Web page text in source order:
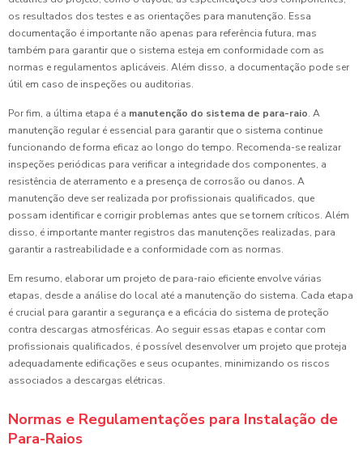
os resultados dos testes e as orientações para manutenção. Essa
documentação é importante não apenas para referência futura, mas
também para garantir que o sistema esteja em conformidade com as
normas e regulamentos aplicáveis. Além disso, a documentação pode ser
útil em caso de inspeções ou auditorias.
Por fim, a última etapa é a manutenção do sistema de para-raio. A
manutenção regular é essencial para garantir que o sistema continue
funcionando de forma eficaz ao longo do tempo. Recomenda-se realizar
inspeções periódicas para verificar a integridade dos componentes, a
resistência de aterramento e a presença de corrosão ou danos. A
manutenção deve ser realizada por profissionais qualificados, que
possam identificar e corrigir problemas antes que se tornem críticos. Além
disso, é importante manter registros das manutenções realizadas, para
garantir a rastreabilidade e a conformidade com as normas.
Em resumo, elaborar um projeto de para-raio eficiente envolve várias
etapas, desde a análise do local até a manutenção do sistema. Cada etapa
é crucial para garantir a segurança e a eficácia do sistema de proteção
contra descargas atmosféricas. Ao seguir essas etapas e contar com
profissionais qualificados, é possível desenvolver um projeto que proteja
adequadamente edificações e seus ocupantes, minimizando os riscos
associados a descargas elétricas.
Normas e Regulamentações para Instalação de
Para-Raios